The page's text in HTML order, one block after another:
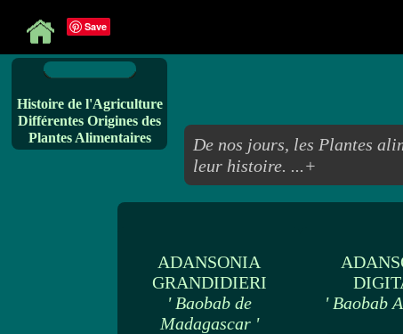
Save
De nos jours, les Plantes
leur histoire. ...+
Histoire de l'Agriculture
Différentes Origines des
Plantes Alimentaires
ADANSONIA
GRANDIDIERI
' Baobab de
Madagascar '
' Baobab